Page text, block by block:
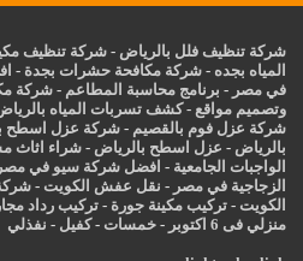
شركة تنظيف فلل بالرياض -شركة تنظيف
المياه بجده -شركة مكافحة حشرات بجدة -
في مصر - برنامج محاسبة المطاعم -شركة
وتصميم مواقع -كشف تسربات المياه
شركة عزل فوم بالقصيم -شركة عزل اسطح
بالرياض - عزل اسطح بالرياض -شراء اثاث
الواجبات الجامعية - افضل شركة سيو في مصر
الزجاجية في مصر - نقل عفش الكويت -
الكويت -تركيب مكينة جورة -تركيب رداد
منزلي فى 6 اكتوبر
-خمسات -كفيل - نفذلي